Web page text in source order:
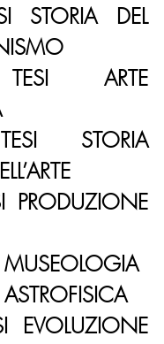
STORIA DEL
ARTE
STORIA
PRODUZIONE
MUSEOLOGIA
EVOLUZIONE